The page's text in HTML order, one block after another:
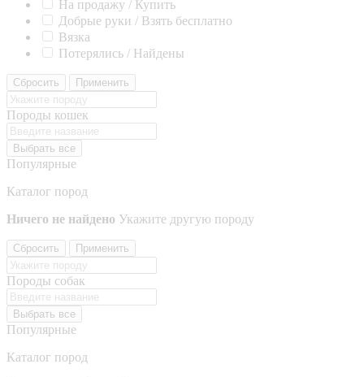
На продажу / Купить
Добрые руки / Взять бесплатно
Вязка
Потерялись / Найдены
Сбросить Применить
Породы кошек
Выбрать все
Популярные
Каталог пород
Ничего не найдено Укажите другую породу
Сбросить Применить
Породы собак
Выбрать все
Популярные
Каталог пород